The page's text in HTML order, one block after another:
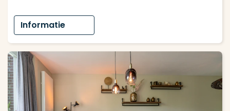
Informatie